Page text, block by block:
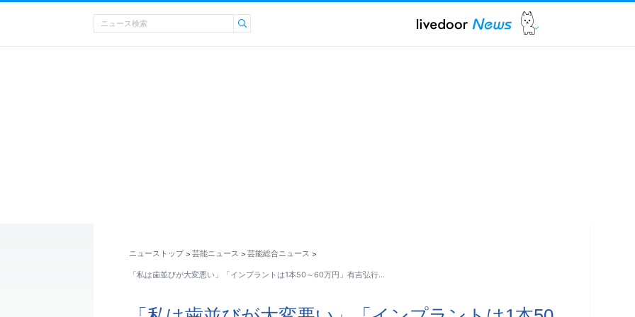
ニューストップ > 芸能ニュース > 芸能総合ニュース >
「私は歯並びが大変悪い」「インプラントは1本50～60万円」有吉弘行…